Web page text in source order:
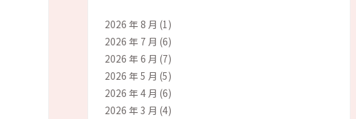
2026 年 8 月 (1)
2026 年 7 月 (6)
2026 年 6 月 (7)
2026 年 5 月 (5)
2026 年 4 月 (6)
2026 年 3 月 (4)